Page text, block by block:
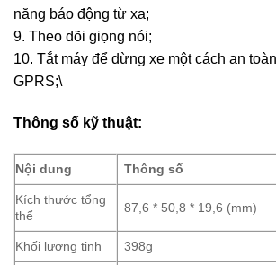
năng báo động từ xa;
9. Theo dõi giọng nói;
10. Tắt máy để dừng xe một cách an
GPRS;\
Thông số kỹ thuật:
Nội dung Thông số
Kích thước tổng
thể
87,6 * 50,8 * 19,6 (mm)
Khối lượng tịnh 398g